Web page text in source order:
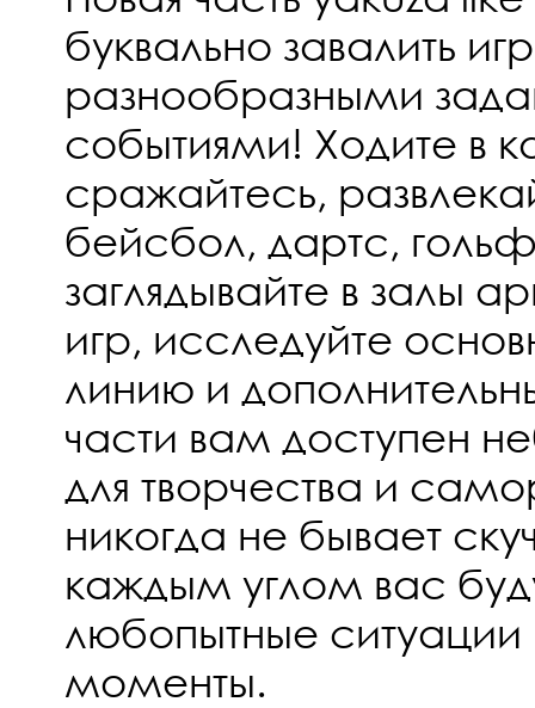
буквально завалить
разнообразными
событиями! Ходите в
сражайтесь,
бейсбол, дартс,
заглядывайте в залы
игр, исследуйте
линию и
части вам доступен
для творчества и
никогда не бывает
каждым углом вас
любопытные ситуации
моменты.